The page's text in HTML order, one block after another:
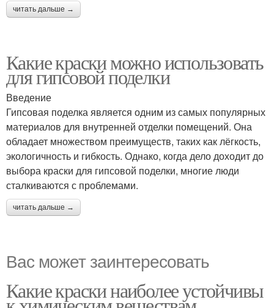
читать дальше →
Какие краски можно использовать
для гипсовой поделки
Введение
Гипсовая поделка является одним из самых популярных
материалов для внутренней отделки помещений. Она
обладает множеством преимуществ, таких как лёгкость,
экологичность и гибкость. Однако, когда дело доходит до
выбора краски для гипсовой поделки, многие люди
сталкиваются с проблемами.
читать дальше →
Вас может заинтересовать
Какие краски наиболее устойчивы